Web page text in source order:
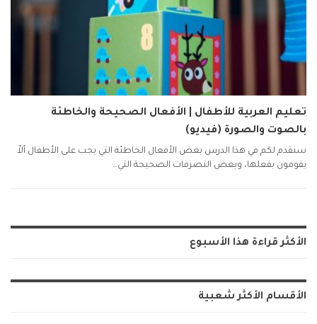
تعليم العربية للأطفال | الأفعال الصحيحة والخاطئة
بالصوت والصورة (فيديو)
سنقدم لكم في هذا الدرس بعض الأفعال الخاطئة التي يجب على الأطفال ألاّ
يقومون بفعلها، وبعض التصرفات الصحيحة التي…
الأكثر قراءة هذا الأسبوع
الأقسام الأكثر شعبية